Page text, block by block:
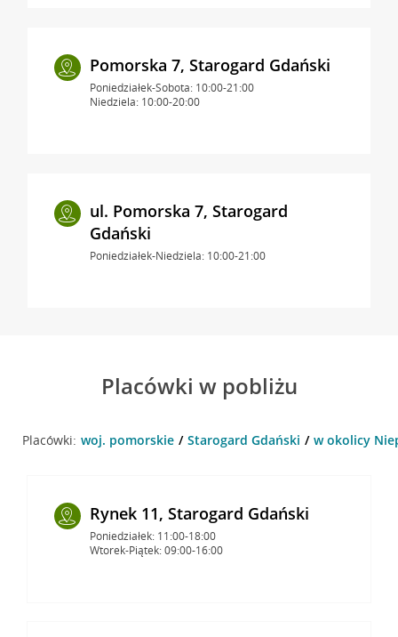
Pomorska 7, Starogard Gdański
Poniedziałek-Sobota: 10:00-21:00
Niedziela: 10:00-20:00
ul. Pomorska 7, Starogard
Gdański
Poniedziałek-Niedziela: 10:00-21:00
Placówki w pobliżu
Placówki: woj. pomorskie Starogard Gdański w okolicy
Rynek 11, Starogard Gdański
Poniedziałek: 11:00-18:00
Wtorek-Piątek: 09:00-16:00